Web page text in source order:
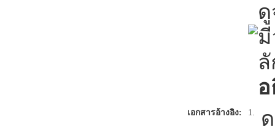
เอกสารอ้างอิง: 1.